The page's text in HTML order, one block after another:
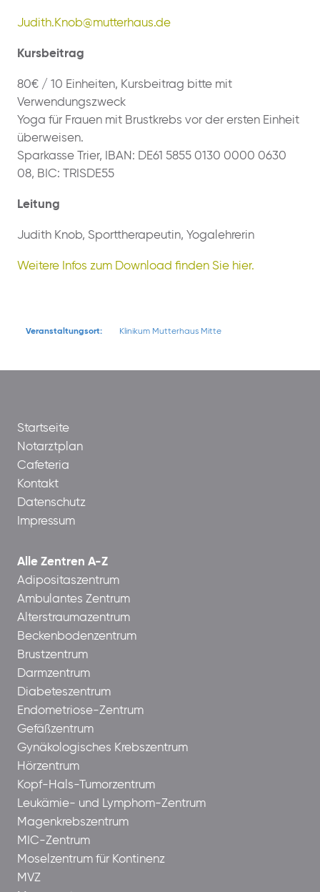
Judith.Knob@mutterhaus.de
Kursbeitrag
80€ / 10 Einheiten, Kursbeitrag bitte mit
Verwendungszweck
Yoga für Frauen mit Brustkrebs vor der ersten Einheit
überweisen.
Sparkasse Trier, IBAN: DE61 5855 0130 0000 0630
08, BIC: TRISDE55
Leitung
Judith Knob, Sporttherapeutin, Yogalehrerin
Weitere Infos zum Download finden Sie hier.
Veranstaltungsort: Klinikum Mutterhaus Mitte
Startseite
Notarztplan
Cafeteria
Kontakt
Datenschutz
Impressum
Alle Zentren A-Z
Adipositaszentrum
Ambulantes Zentrum
Alterstraumazentrum
Beckenbodenzentrum
Brustzentrum
Darmzentrum
Diabeteszentrum
Endometriose-Zentrum
Gefäßzentrum
Gynäkologisches Krebszentrum
Hörzentrum
Kopf-Hals-Tumorzentrum
Leukämie- und Lymphom-Zentrum
Magenkrebszentrum
MIC-Zentrum
Moselzentrum für Kontinenz
MVZ